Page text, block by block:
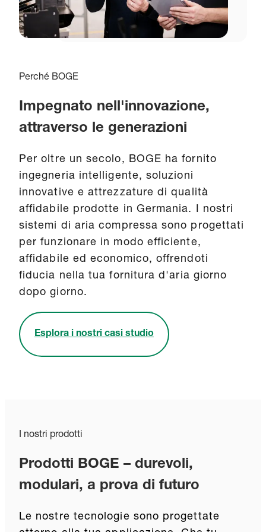
Perché BOGE
Impegnato nell'innovazione,
attraverso le generazioni
Per oltre un secolo, BOGE ha fornito
ingegneria intelligente, soluzioni
innovative e attrezzature di qualità
affidabile prodotte in Germania. I nostri
sistemi di aria compressa sono progettati
per funzionare in modo efficiente,
affidabile ed economico, offrendoti
fiducia nella tua fornitura d'aria giorno
dopo giorno.
Esplora i nostri casi studio
I nostri prodotti
Prodotti BOGE – durevoli,
modulari, a prova di futuro
Le nostre tecnologie sono progettate